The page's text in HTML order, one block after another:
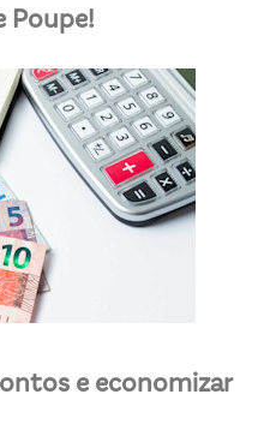
Poupe!
e economizar